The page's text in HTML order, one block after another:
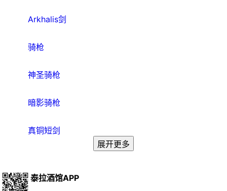
Arkhalis剑
骑枪
神圣骑枪
暗影骑枪
真铜短剑
展开更多
泰拉酒馆APP